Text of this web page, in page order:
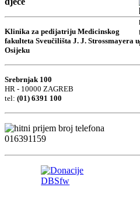
Klinika za pedijatriju Medicinskog
fakulteta Sveučilišta J. J. Strossmayera u
Osijeku
Srebrnjak 100
HR - 10000 ZAGREB
tel: (01) 6391 100